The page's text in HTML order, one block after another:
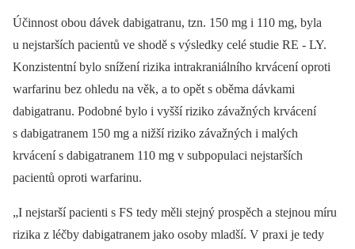
Účinnost obou dávek dabigatranu, tzn. 150 mg i 110 mg, byla
u nejstarších pacientů ve shodě s výsledky celé studie RE ‑⁠ LY.
Konzistentní bylo snížení rizika intrakraniálního krvácení oproti
warfarinu bez ohledu na věk, a to opět s oběma dávkami
dabigatranu. Podobné bylo i vyšší riziko závažných krvácení
s dabigatranem 150 mg a nižší riziko závažných i malých
krvácení s dabigatranem 110 mg v subpopulaci nejstarších
pacientů oproti warfarinu.
„I nejstarší pacienti s FS tedy měli stejný prospěch a stejnou míru
rizika z léčby dabigatranem jako osoby mladší. V praxi je tedy